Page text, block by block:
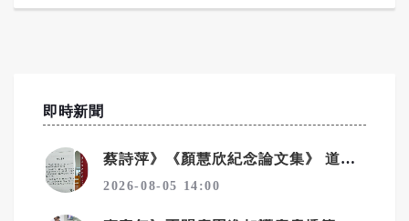
即時新聞
蔡詩萍》《顏慧欣紀念論文集》 道盡了不捨、遺憾、沉痛
2026-08-05 14:00